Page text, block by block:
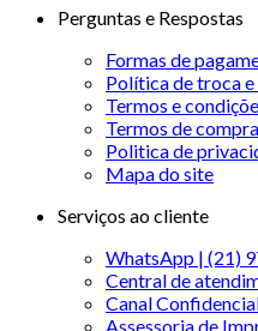
Perguntas e Respostas
Formas de
Política de troca
Termos e
Termos de
Politica de
Mapa do site
Serviços ao cliente
WhatsApp | (21)
Central de
Canal
Assessoria de